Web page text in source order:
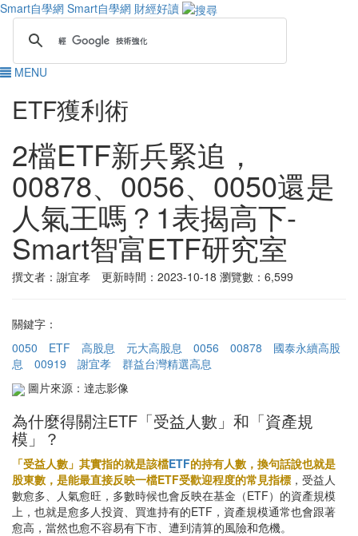
Smart自學網 Smart自學網 財經好讀
MENU
ETF獲利術
2檔ETF新兵緊追，
00878、0056、0050還是
人氣王嗎？1表揭高下-
Smart智富ETF研究室
撰文者：謝宜孝 更新時間：2023-10-18 瀏覽數：6,599
關鍵字：
0050
ETF 高股息 元大高股息 0056 00878
國泰永續高股
息
00919 謝宜孝
群益台灣精選高息
圖片來源：達志影像
為什麼得關注ETF「受益人數」和「資產規
模」？
「受益人數」其實指的就是該檔ETF的持有人數，換句話說也就是
股東數，是能最直接反映一檔ETF受歡迎程度的常見指標 ，受益人
數愈多、人氣愈旺，多數時候也會反映在基金（ETF）的資產規模
上，也就是愈多人投資、買進持有的ETF，資產規模通常也會跟著
愈高，當然也愈不容易有下市、遭到清算的風險和危機。